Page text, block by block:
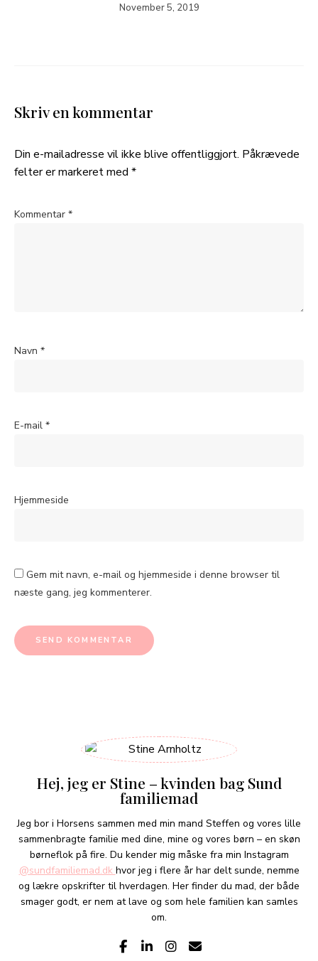
November 5, 2019
Skriv en kommentar
Din e-mailadresse vil ikke blive offentliggjort. Påkrævede
felter er markeret med *
Kommentar *
Navn *
E-mail *
Hjemmeside
Gem mit navn, e-mail og hjemmeside i denne browser til
næste gang, jeg kommenterer.
Hej, jeg er Stine – kvinden bag Sund
familiemad
Jeg bor i Horsens sammen med min mand Steffen og vores lille
sammenbragte familie med dine, mine og vores børn – en skøn
børneflok på fire. Du kender mig måske fra min Instagram
@sundfamiliemad.dk hvor jeg i flere år har delt sunde, nemme
og lækre opskrifter til hverdagen. Her finder du mad, der både
smager godt, er nem at lave og som hele familien kan samles
om.